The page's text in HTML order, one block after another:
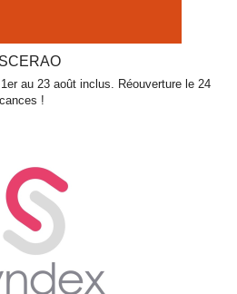
au 23 août inclus. Réouverture le 24
!